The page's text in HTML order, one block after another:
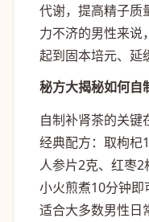
代谢，提高精子质
力不济的男性来说
起到固本培元、延
秘方大揭秘如何自
自制补肾茶的关键
经典配方：取枸杞
人参片2克、红枣2
小火煎煮10分钟即
适合大多数男性日